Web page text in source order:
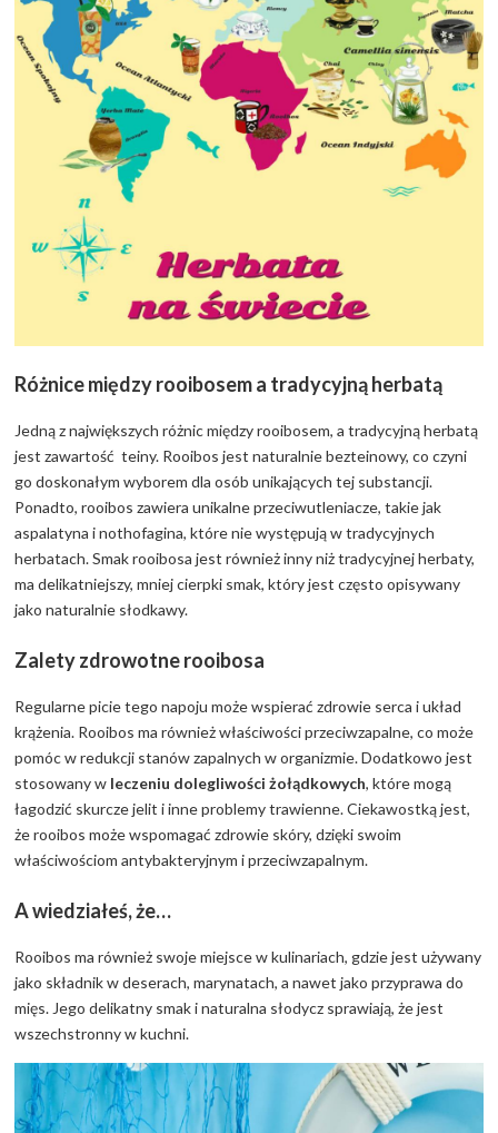
Różnice między rooibosem a tradycyjną herbatą
Jedną z największych różnic między rooibosem, a tradycyjną herbatą
jest zawartość teiny. Rooibos jest naturalnie bezteinowy, co czyni
go doskonałym wyborem dla osób unikających tej substancji.
Ponadto, rooibos zawiera unikalne przeciwutleniacze, takie jak
aspalatyna i nothofagina, które nie występują w tradycyjnych
herbatach. Smak rooibosa jest również inny niż tradycyjnej herbaty,
ma delikatniejszy, mniej cierpki smak, który jest często opisywany
jako naturalnie słodkawy.
Zalety zdrowotne rooibosa
Regularne picie tego napoju może wspierać zdrowie serca i układ
krążenia. Rooibos ma również właściwości przeciwzapalne, co może
pomóc w redukcji stanów zapalnych w organizmie. Dodatkowo jest
stosowany w leczeniu dolegliwości żołądkowych, które mogą
łagodzić skurcze jelit i inne problemy trawienne. Ciekawostką jest,
że rooibos może wspomagać zdrowie skóry, dzięki swoim
właściwościom antybakteryjnym i przeciwzapalnym.
A wiedziałeś, że…
Rooibos ma również swoje miejsce w kulinariach, gdzie jest używany
jako składnik w deserach, marynatach, a nawet jako przyprawa do
mięs. Jego delikatny smak i naturalna słodycz sprawiają, że jest
wszechstronny w kuchni.